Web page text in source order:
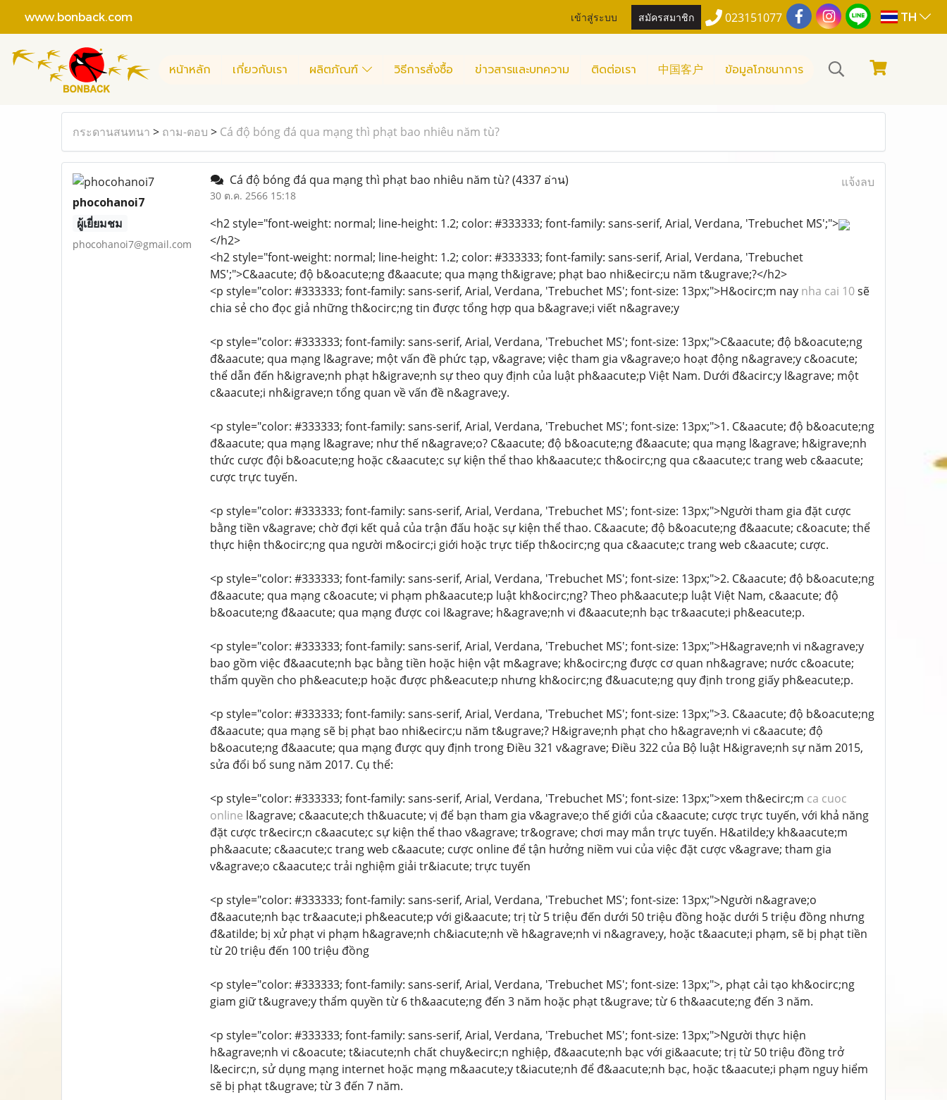
www.bonback.com เข้าสู่ระบบ สมัครสมาชิก 023151077 TH
หน้าหลัก เกี่ยวกับเรา ผลิตภัณฑ์ วิธีการสั่งซื้อ ข่าวสารและบทความ ติดต่อเรา 中国客户 ข้อมูลโภชนาการ
กระดานสนทนา > ถาม-ตอบ > Cá độ bóng đá qua mạng thì phạt bao nhiêu năm tù?
phocohanoi7
ผู้เยี่ยมชม
phocohanoi7@gmail.com
Cá độ bóng đá qua mạng thì phạt bao nhiêu năm tù?(4337 อ่าน)
30 ต.ค. 2566 15:18
แจ้งลบ
<h2 style="font-weight: normal; line-height: 1.2; color: #333333; font-family: sans-serif, Arial, Verdana, 'Trebuchet MS';">
</h2>
<h2 style="font-weight: normal; line-height: 1.2; color: #333333; font-family: sans-serif, Arial, Verdana, 'Trebuchet
MS';">C&aacute; độ b&oacute;ng đ&aacute; qua mạng th&igrave; phạt bao nhi&ecirc;u năm t&ugrave;?</h2>
<p style="color: #333333; font-family: sans-serif, Arial, Verdana, 'Trebuchet MS'; font-size: 13px;">H&ocirc;m nay nha cai 10sẽ
chia sẻ cho đọc giả những th&ocirc;ng tin được tổng hợp qua b&agrave;i viết n&agrave;y
<p style="color: #333333; font-family: sans-serif, Arial, Verdana, 'Trebuchet MS'; font-size: 13px;">C&aacute; độ b&oacute;ng
đ&aacute; qua mạng l&agrave; một vấn đề phức tạp, v&agrave; việc tham gia v&agrave;o hoạt động n&agrave;y c&oacute;
thể dẫn đến h&igrave;nh phạt h&igrave;nh sự theo quy định của luật ph&aacute;p Việt Nam. Dưới đ&acirc;y l&agrave; một
c&aacute;i nh&igrave;n tổng quan về vấn đề n&agrave;y.
<p style="color: #333333; font-family: sans-serif, Arial, Verdana, 'Trebuchet MS'; font-size: 13px;">1. C&aacute; độ b&oacute;ng
đ&aacute; qua mạng l&agrave; như thế n&agrave;o? C&aacute; độ b&oacute;ng đ&aacute; qua mạng l&agrave; h&igrave;nh
thức cược đội b&oacute;ng hoặc c&aacute;c sự kiện thể thao kh&aacute;c th&ocirc;ng qua c&aacute;c trang web c&aacute;
cược trực tuyến.
<p style="color: #333333; font-family: sans-serif, Arial, Verdana, 'Trebuchet MS'; font-size: 13px;">Người tham gia đặt cược
bằng tiền v&agrave; chờ đợi kết quả của trận đấu hoặc sự kiện thể thao. C&aacute; độ b&oacute;ng đ&aacute; c&oacute; thể
thực hiện th&ocirc;ng qua người m&ocirc;i giới hoặc trực tiếp th&ocirc;ng qua c&aacute;c trang web c&aacute; cược.
<p style="color: #333333; font-family: sans-serif, Arial, Verdana, 'Trebuchet MS'; font-size: 13px;">2. C&aacute; độ b&oacute;ng
đ&aacute; qua mạng c&oacute; vi phạm ph&aacute;p luật kh&ocirc;ng? Theo ph&aacute;p luật Việt Nam, c&aacute; độ
b&oacute;ng đ&aacute; qua mạng được coi l&agrave; h&agrave;nh vi đ&aacute;nh bạc tr&aacute;i ph&eacute;p.
<p style="color: #333333; font-family: sans-serif, Arial, Verdana, 'Trebuchet MS'; font-size: 13px;">H&agrave;nh vi n&agrave;y
bao gồm việc đ&aacute;nh bạc bằng tiền hoặc hiện vật m&agrave; kh&ocirc;ng được cơ quan nh&agrave; nước c&oacute;
thẩm quyền cho ph&eacute;p hoặc được ph&eacute;p nhưng kh&ocirc;ng đ&uacute;ng quy định trong giấy ph&eacute;p.
<p style="color: #333333; font-family: sans-serif, Arial, Verdana, 'Trebuchet MS'; font-size: 13px;">3. C&aacute; độ b&oacute;ng
đ&aacute; qua mạng sẽ bị phạt bao nhi&ecirc;u năm t&ugrave;? H&igrave;nh phạt cho h&agrave;nh vi c&aacute; độ
b&oacute;ng đ&aacute; qua mạng được quy định trong Điều 321 v&agrave; Điều 322 của Bộ luật H&igrave;nh sự năm 2015,
sửa đổi bổ sung năm 2017. Cụ thể:
<p style="color: #333333; font-family: sans-serif, Arial, Verdana, 'Trebuchet MS'; font-size: 13px;">xem th&ecirc;m ca cuoc
online l&agrave; c&aacute;ch th&uacute; vị để bạn tham gia v&agrave;o thế giới của c&aacute; cược trực tuyến, với khả năng
đặt cược tr&ecirc;n c&aacute;c sự kiện thể thao v&agrave; tr&ograve; chơi may mắn trực tuyến. H&atilde;y kh&aacute;m
ph&aacute; c&aacute;c trang web c&aacute; cược online để tận hưởng niềm vui của việc đặt cược v&agrave; tham gia
v&agrave;o c&aacute;c trải nghiệm giải tr&iacute; trực tuyến
<p style="color: #333333; font-family: sans-serif, Arial, Verdana, 'Trebuchet MS'; font-size: 13px;">Người n&agrave;o
đ&aacute;nh bạc tr&aacute;i ph&eacute;p với gi&aacute; trị từ 5 triệu đến dưới 50 triệu đồng hoặc dưới 5 triệu đồng nhưng
đ&atilde; bị xử phạt vi phạm h&agrave;nh ch&iacute;nh về h&agrave;nh vi n&agrave;y, hoặc t&aacute;i phạm, sẽ bị phạt tiền
từ 20 triệu đến 100 triệu đồng
<p style="color: #333333; font-family: sans-serif, Arial, Verdana, 'Trebuchet MS'; font-size: 13px;">, phạt cải tạo kh&ocirc;ng
giam giữ t&ugrave;y thẩm quyền từ 6 th&aacute;ng đến 3 năm hoặc phạt t&ugrave; từ 6 th&aacute;ng đến 3 năm.
<p style="color: #333333; font-family: sans-serif, Arial, Verdana, 'Trebuchet MS'; font-size: 13px;">Người thực hiện
h&agrave;nh vi c&oacute; t&iacute;nh chất chuy&ecirc;n nghiệp, đ&aacute;nh bạc với gi&aacute; trị từ 50 triệu đồng trở
l&ecirc;n, sử dụng mạng internet hoặc mạng m&aacute;y t&iacute;nh để đ&aacute;nh bạc, hoặc t&aacute;i phạm nguy hiểm
sẽ bị phạt t&ugrave; từ 3 đến 7 năm.